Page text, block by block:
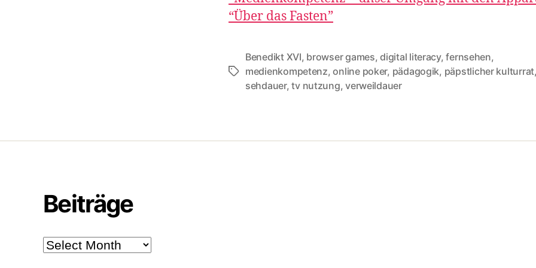
“Über das Fasten”
Tags
Benedikt XVI, browser games,digital literacy,fernsehen,
medienkompetenz,online poker, pädagogik, päpstlicher kulturrat
sehdauer,tv nutzung,verweildauer
Beiträge
Beiträge